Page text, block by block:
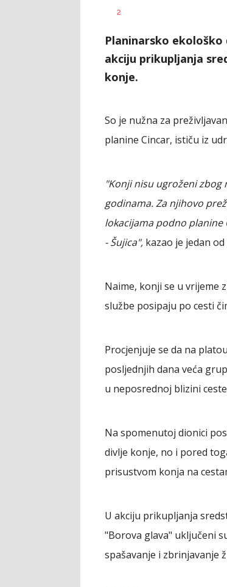
AUTOR
2
Planinarsko
akciju prikupljanja
konje.
So je nužna za
planine Cincar, ističu iz
"Konji nisu ugroženi zbog
godinama. Za njihovo
lokacijama podno planine
- Šujica", kazao je jedan
Naime, konji se u vrijeme
službe posipaju po cesti
Procjenjuje se da na
posljednjih dana veća
u neposrednoj blizini
Na spomenutoj dionici
divlje konje, no i pored
prisustvom konja na
U akciju prikupljanja
"Borova glava" uključeni
spašavanje i zbrinjavanje